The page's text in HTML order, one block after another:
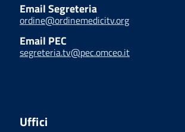
Email Segreteria
ordine@ordinemedicitv.org
Email PEC
segreteria.tv@pec.omceo.it
Uffici